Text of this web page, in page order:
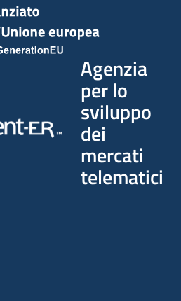
Agenzia
per lo
sviluppo
dei
mercati
telematici